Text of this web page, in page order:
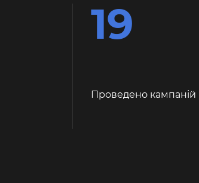
19
Проведено кампаній